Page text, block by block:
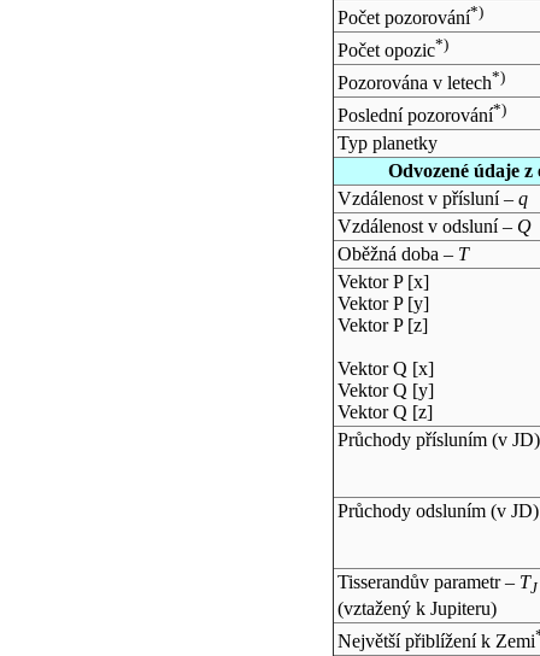
Počet pozorování*)
Počet opozic*)
Pozorována v letech*)
Poslední pozorování*)
Typ planetky
Odvozené údaje
Vzdálenost v přísluní – q
Vzdálenost v odsluní – Q
Oběžná doba – T
Vektor P [x]
Vektor P [y]
Vektor P [z]
Vektor Q [x]
Vektor Q [y]
Vektor Q [z]
Průchody přísluním (v JD)
Průchody odsluním (v JD)
Tisserandův parametr – TJ
(vztažený k Jupiteru)
Největší přiblížení k Zemi